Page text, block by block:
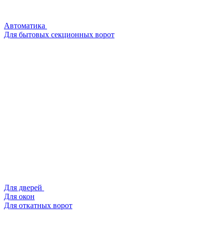
Автоматика
Для бытовых секционных ворот
Для дверей
Для окон
Для откатных ворот